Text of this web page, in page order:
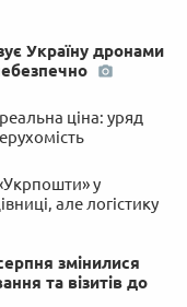
Україну дронами
ціна: уряд
у
але логістику
змінилися
та візитів до